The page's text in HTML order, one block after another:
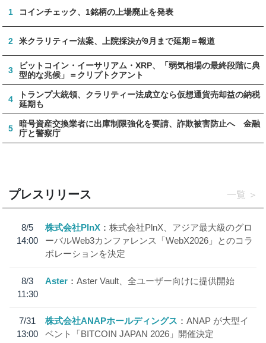
1 コインチェック、1銘柄の上場廃止を発表
2 米クラリティー法案、上院採決が9月まで延期＝報道
3
ビットコイン・イーサリアム・XRP、「弱気相場の最終段階に典
型的な兆候」＝クリプトクアント
4
トランプ大統領、クラリティー法成立なら仮想通貨売却益の納税
延期も
5
暗号資産交換業者に出庫制限強化を要請、詐欺被害防止へ 金融
庁と警察庁
プレスリリース 一覧
8/5
14:00
株式会社PlnX
株式会社PlnX、アジア最大級のグロ
ーバルWeb3カンファレンス「WebX2026」とのコラ
ボレーションを決定
8/3
11:30
Aster Aster Vault、全ユーザー向けに提供開始
7/31
13:00
株式会社ANAPホールディングス
ANAP が大型イ
ベント「BITCOIN JAPAN 2026」開催決定